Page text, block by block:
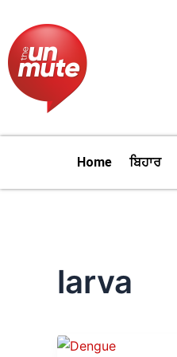
content
Home ਬਿਹਾਰ
larva